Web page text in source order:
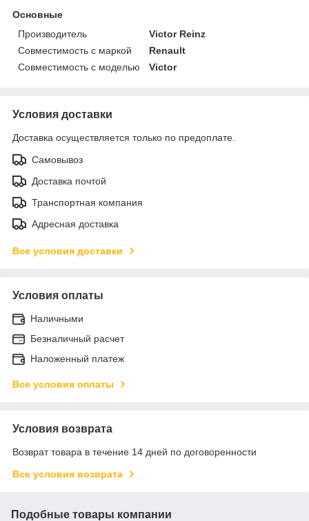
Основные
Производитель
Victor Reinz
Совместимость с маркой
Renault
Совместимость с моделью
Victor
Условия доставки
Доставка осуществляется только по предоплате.
Самовывоз
Доставка почтой
Транспортная компания
Адресная доставка
Все условия доставки
Условия оплаты
Наличными
Безналичный расчет
Наложенный платеж
Все условия оплаты
Условия возврата
Возврат товара в течение 14 дней по договоренности
Все условия возврата
Подобные товары компании